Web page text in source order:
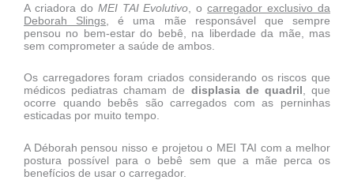
A criadora do MEI TAI Evolutivo , ocarregador exclusivo da
Deborah Slings , é uma mãe responsável que sempre
pensou no bem-estar do bebê, na liberdade da mãe, mas
sem comprometer a saúde de ambos.
Os carregadores foram criados considerando os riscos que
médicos pediatras chamam de displasia de quadril , que
ocorre quando bebês são carregados com as perninhas
esticadas por muito tempo.
A Déborah pensou nisso e projetou o MEI TAI com a melhor
postura possível para o bebê sem que a mãe perca os
benefícios de usar o carregador.